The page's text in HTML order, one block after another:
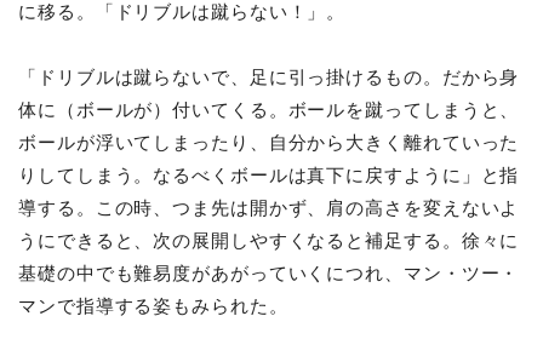
に移る。「ドリブルは蹴らない！」。
「ドリブルは蹴らないで、足に引っ掛けるもの。だから身
体に（ボールが）付いてくる。ボールを蹴ってしまうと、
ボールが浮いてしまったり、自分から大きく離れていった
りしてしまう。なるべくボールは真下に戻すように」と指
導する。この時、つま先は開かず、肩の高さを変えないよ
うにできると、次の展開しやすくなると補足する。徐々に
基礎の中でも難易度があがっていくにつれ、マン・ツー・
マンで指導する姿もみられた。